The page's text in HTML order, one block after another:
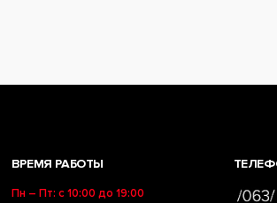
ВРЕМЯ РАБОТЫ
Пн – Пт: с 10:00 до 19:00